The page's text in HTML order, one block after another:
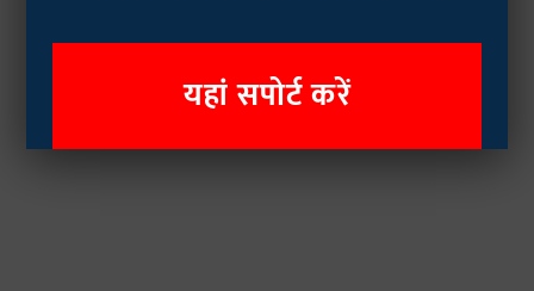
यहां सपोर्ट करें